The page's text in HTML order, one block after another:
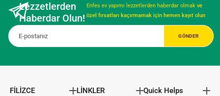
Lezzetlerden
Haberdar Olun!
Enfes ev yapımı lezzetlerden haberdar olmak ve
özel fırsatları kaçırmamak için hemen kayıt olun
FİLİZCE LİNKLER Quick Helps